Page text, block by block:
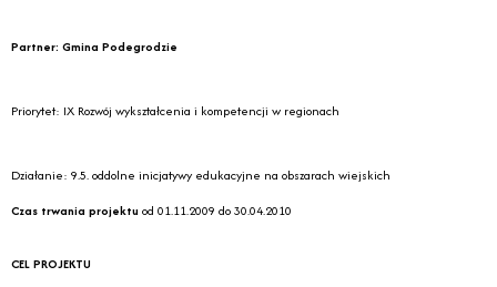
Partner: Gmina Podegrodzie
Priorytet: IX Rozwój wykształcenia i kompetencji w regionach
Działanie: 9.5. oddolne inicjatywy edukacyjne na obszarach wiejskich
Czas trwania projektu od 01.11.2009 do 30.04.2010
CEL PROJEKTU